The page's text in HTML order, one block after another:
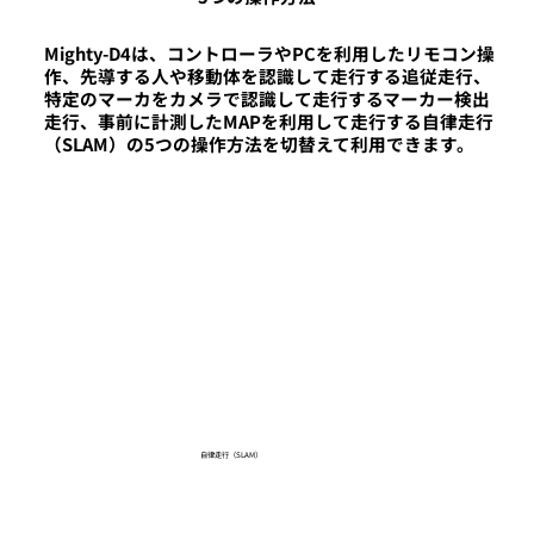
Mighty-D4は、コントローラやPCを利用したリモコン操
作、先導する人や移動体を認識して走行する追従走行、
特定のマーカをカメラで認識して走行するマーカー検出
走行、事前に計測したMAPを利用して走行する自律走行
（SLAM）の5つの操作方法を切替えて利用できます。
自律走行（SLAM）